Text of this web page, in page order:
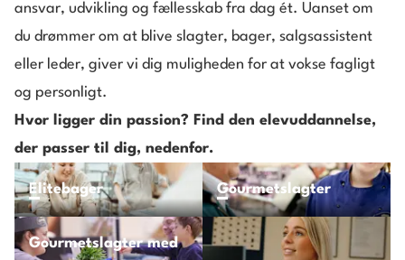
ansvar, udvikling og fællesskab fra dag ét. Uanset om
du drømmer om at blive slagter, bager, salgsassistent
eller leder, giver vi dig muligheden for at vokse fagligt
og personligt.
Hvor ligger din passion? Find den elevuddannelse,
der passer til dig, nedenfor.
Elitebager Gourmetslagter
Gourmetslagter med